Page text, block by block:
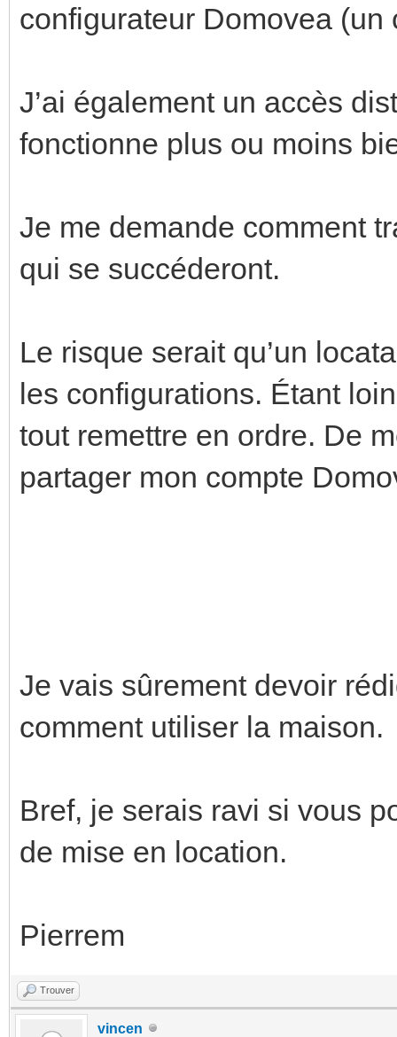
configurateur Domovea
J’ai également un accès
fonctionne plus ou moins
Je me demande comment
qui se succéderont.
Le risque serait qu’un
les configurations. Étant
tout remettre en ordre. De
partager mon compte
Je vais sûrement devoir
comment utiliser la maison.
Bref, je serais ravi si vous
de mise en location.
Pierrem
Trouver
vincen